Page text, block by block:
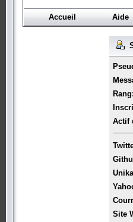
Accueil Aide
Rang:
Actif
Site